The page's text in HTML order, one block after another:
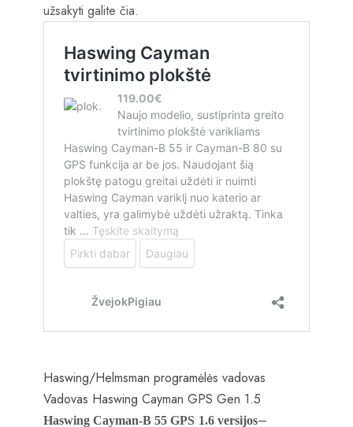
užsakyti galite čia.
Haswing/Helmsman programėlės vadovas
Vadovas Haswing Cayman GPS Gen 1.5
Haswing Cayman-B 55 GPS 1.6 versijos–